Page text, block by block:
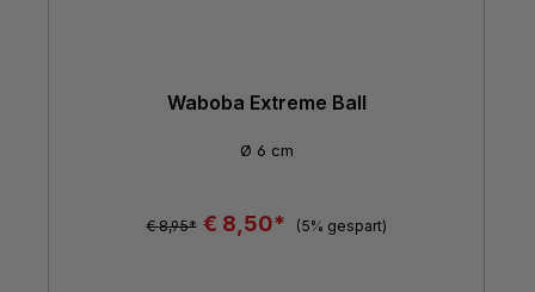
Waboba Extreme Ball
Ø 6 cm
€ 8,95* € 8,50* (5% gespart)